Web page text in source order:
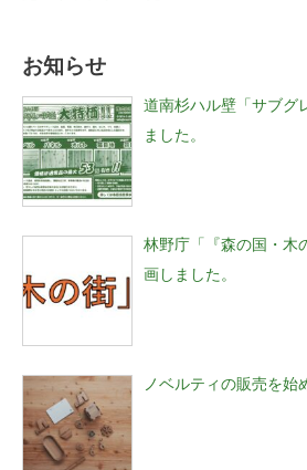
お知らせ
道南杉ハル壁「サブグ
ました。
林野庁「『森の国・木
画しました。
ノベルティの販売を始